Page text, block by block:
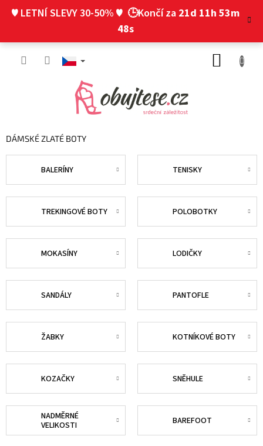
♥ LETNÍ SLEVY 30-50% ♥ 🕒Končí za 21d 11h 53m
47s
DÁMSKÉ ZLATÉ BOTY
BALERÍNY TENISKY
TREKINGOVÉ BOTY POLOBOTKY
MOKASÍNY LODIČKY
SANDÁLY PANTOFLE
ŽABKY KOTNÍKOVÉ BOTY
KOZAČKY SNĚHULE
NADMĚRNÉ
VELIKOSTI
BAREFOOT